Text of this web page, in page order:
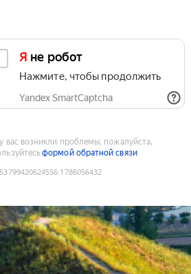
Я не робот
Нажмите, чтобы продолжить
Yandex SmartCaptcha
вас возникли проблемы, пожалуйста,
формой обратной связи
:1786056432